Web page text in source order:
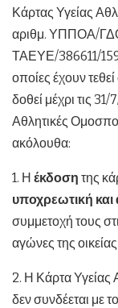
Κάρτας Υγείας
αριθμ. ΥΠΠΟΑ/
ΤΑΕΥΕ/386611/
οποίες έχουν
δοθεί μέχρι τις
Αθλητικές
ακόλουθα:
1. Η έκδοση της
υποχρεωτική
συμμετοχή τους
αγώνες της
2. Η Κάρτα Υγείας
δεν συνδέεται με